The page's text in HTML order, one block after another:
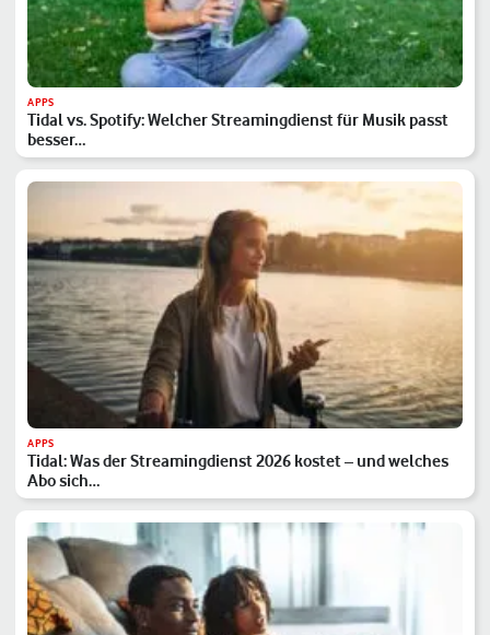
APPS
Tidal vs. Spotify: Welcher Streamingdienst für Musik passt
besser…
APPS
Tidal: Was der Streamingdienst 2026 kostet – und welches
Abo sich…